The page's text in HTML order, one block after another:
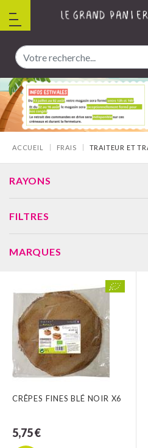
ACCUEIL FRAIS TRAITEUR ET
RAYONS
FILTRES
MARQUES
CRÊPES FINES BLÉ NOIR X6
5,75 €